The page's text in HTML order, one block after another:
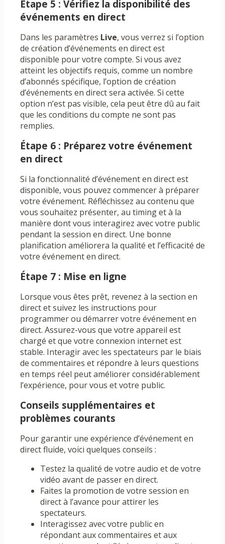
Étape 5 : Vérifiez la disponibilité des
événements en direct
Dans les paramètres Live, vous verrez si l’option
de création d’événements en direct est
disponible pour votre compte. Si vous avez
atteint les objectifs requis, comme un nombre
d’abonnés spécifique, l’option de création
d’événements en direct sera activée. Si cette
option n’est pas visible, cela peut être dû au fait
que les conditions du compte ne sont pas
remplies.
Étape 6 : Préparez votre événement
en direct
Si la fonctionnalité d’événement en direct est
disponible, vous pouvez commencer à préparer
votre événement. Réfléchissez au contenu que
vous souhaitez présenter, au timing et à la
manière dont vous interagirez avec votre public
pendant la session en direct. Une bonne
planification améliorera la qualité et l’efficacité de
votre événement en direct.
Étape 7 : Mise en ligne
Lorsque vous êtes prêt, revenez à la section en
direct et suivez les instructions pour
programmer ou démarrer votre événement en
direct. Assurez-vous que votre appareil est
chargé et que votre connexion internet est
stable. Interagir avec les spectateurs par le biais
de commentaires et répondre à leurs questions
en temps réel peut améliorer considérablement
l’expérience, pour vous et votre public.
Conseils supplémentaires et
problèmes courants
Pour garantir une expérience d’événement en
direct fluide, voici quelques conseils :
Testez la qualité de votre audio et de votre
vidéo avant de passer en direct.
Faites la promotion de votre session en
direct à l’avance pour attirer les
spectateurs.
Interagissez avec votre public en
répondant aux commentaires et aux